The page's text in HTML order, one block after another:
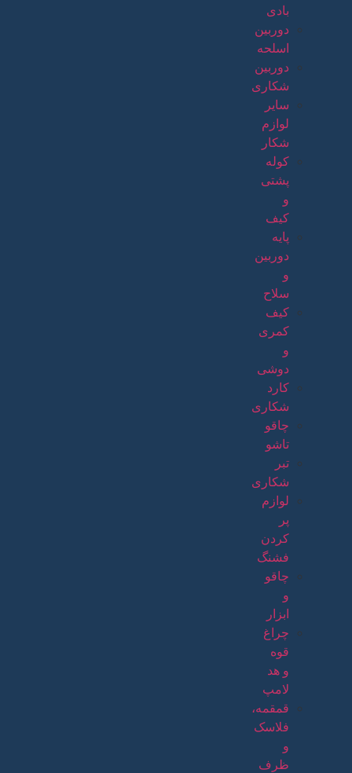
بادی
دوربین
اسلحه
دوربین
شکاری
سایر
لوازم
شکار
کوله
پشتی
و
کیف
پایه
دوربین
و
سلاح
کیف
کمری
و
دوشی
کارد
شکاری
چاقو
تاشو
تبر
شکاری
لوازم
پر
کردن
فشنگ
چاقو
و
ابزار
چراغ
قوه
و هد
لامپ
قمقمه،
فلاسک
و
ظرف